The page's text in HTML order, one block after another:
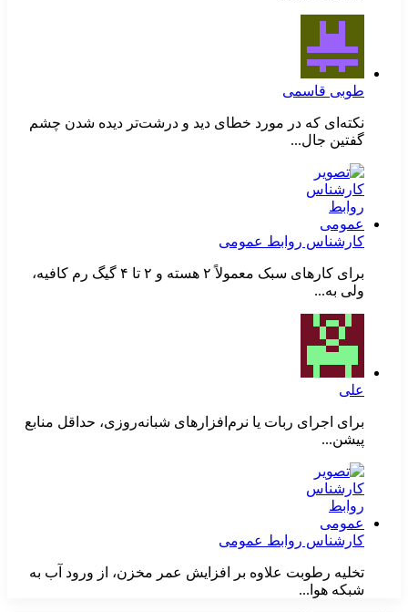
طوبی قاسمی
نکته‌ای که در مورد خطای دید و درشت‌تر دیده شدن چشم
گفتین جال...
کارشناس روابط عمومی
برای کارهای سبک معمولاً ۲ هسته و ۲ تا ۴ گیگ رم کافیه،
ولی به...
علی
برای اجرای ربات یا نرم‌افزارهای شبانه‌روزی، حداقل منابع
پیشن...
کارشناس روابط عمومی
تخلیه رطوبت علاوه بر افزایش عمر مخزن، از ورود آب به
شبکه هوا...